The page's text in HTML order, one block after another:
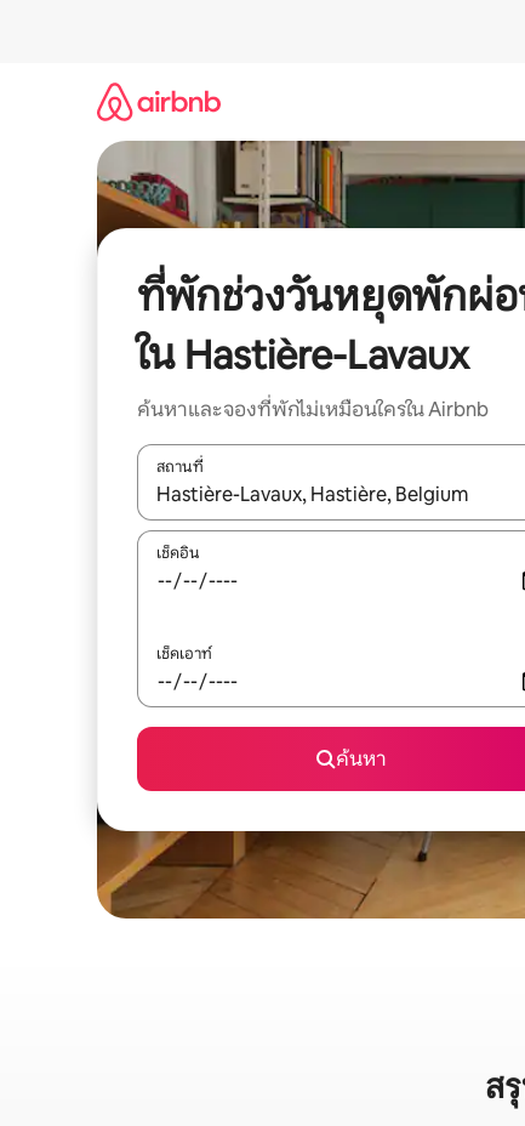
ที่พักช่วงวันหยุดพักผ่
ใน Hastière-Lavaux
ค้นหาและจองที่พักไม่เหมือนใครใน Airbnb
สถานที่
ใช้ลูกศรขึ้นลง หรือใช้การสัมผัสหรือปัด เพื่อสำรวจ
เช็คอิน
เช็คเอาท์
ค้นหา
ส